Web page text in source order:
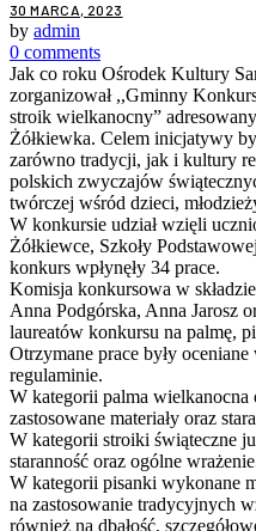
30 MARCA, 2023
by admin
0 comments
Jak co roku Ośrodek Kultury
zorganizował ,,Gminny
stroik wielkanocny”
Żółkiewka. Celem inicjatywy
zarówno tradycji, jak i kultury
polskich zwyczajów
twórczej wśród dzieci,
W konkursie udział wzięli
Żółkiewce, Szkoły
konkurs wpłynęły 34 prace.
Komisja konkursowa w
Anna Podgórska, Anna Jarosz
laureatów konkursu na palmę,
Otrzymane prace były
regulaminie.
W kategorii palma wielkanocna
zastosowane materiały oraz
W kategorii stroiki świąteczne
staranność oraz ogólne
W kategorii pisanki wykonane
na zastosowanie tradycyjnych
również na dbałość,